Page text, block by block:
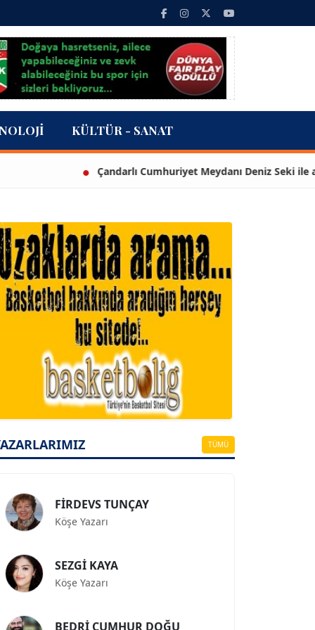
KÜLTÜR - SANAT
Çandarlı Cumhuriyet Meydanı Deniz Seki ile açıldı
TÜMÜ
A. BAHRİ VRESKALA
Köşe Yazarı
Köşe Yazarı
Köşe Yazarı
Köşe Yazarı
Köşe Yazarı